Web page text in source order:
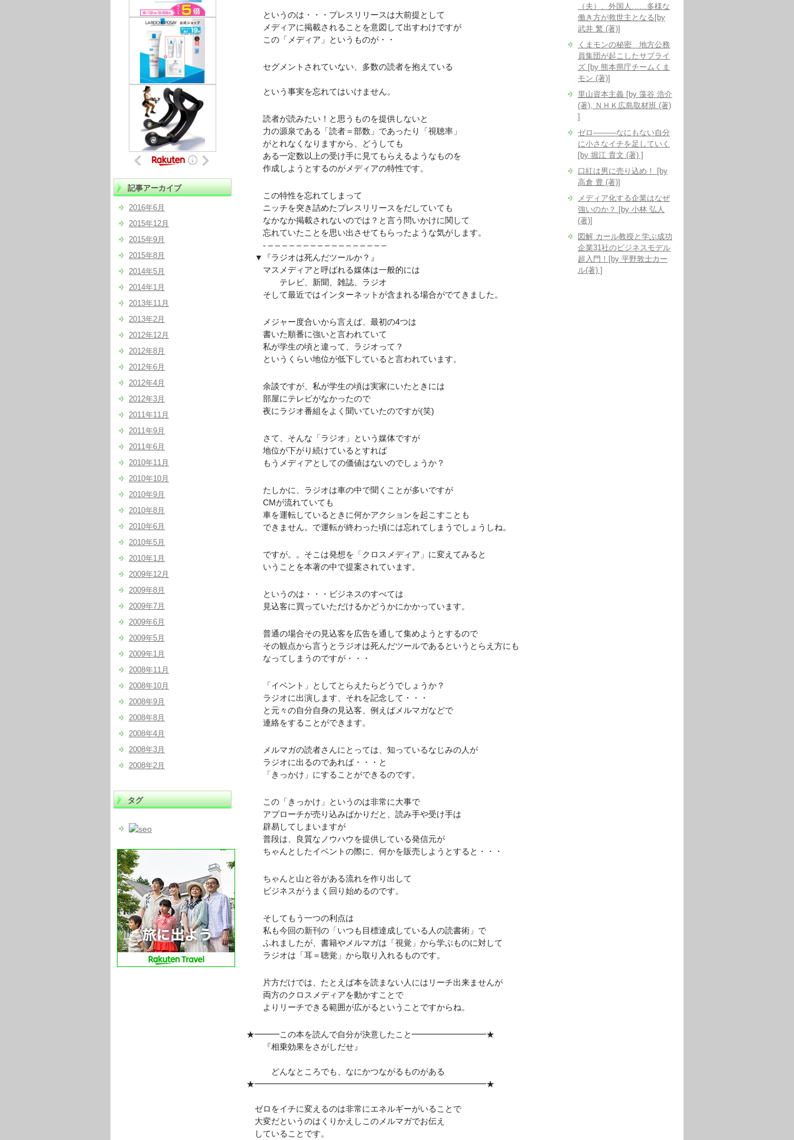
というのは・・・プレスリリースは大前提として
メディアに掲載されることを意図して出すわけですが
この「メディア」というものが・・
セグメントされていない、多数の読者を抱えている
という事実を忘れてはいけません。
読者が読みたい！と思うものを提供しないと
力の源泉である「読者＝部数」であったり「視聴率」
がとれなくなりますから、どうしても
ある一定数以上の受け手に見てもらえるようなものを
作成しようとするのがメディアの特性です。
この特性を忘れてしまって
ニッチを突き詰めたプレスリリースをだしていても
なかなか掲載されないのでは？と言う問いかけに関して
忘れていたことを思い出させてもらったような気がします。
- – – – – – – – – – – – – – – – – –
▼『ラジオは死んだツールか？』
マスメディアと呼ばれる媒体は一般的には
テレビ、新聞、雑誌、ラジオ
そして最近ではインターネットが含まれる場合がでてきました。
メジャー度合いから言えば、最初の4つは
書いた順番に強いと言われていて
私が学生の頃と違って、ラジオって？
というくらい地位が低下していると言われています。
余談ですが、私が学生の頃は実家にいたときには
部屋にテレビがなかったので
夜にラジオ番組をよく聞いていたのですが(笑)
さて、そんな「ラジオ」という媒体ですが
地位が下がり続けているとすれば
もうメディアとしての価値はないのでしょうか？
たしかに、ラジオは車の中で聞くことが多いですが
CMが流れていても
車を運転しているときに何かアクションを起こすことも
できません。で運転が終わった頃には忘れてしまうでしょうしね。
ですが。。そこは発想を「クロスメディア」に変えてみると
いうことを本著の中で提案されています。
というのは・・・ビジネスのすべては
見込客に買っていただけるかどうかにかかっています。
普通の場合その見込客を広告を通して集めようとするので
その観点から言うとラジオは死んだツールであるというとらえ方にも
なってしまうのですが・・・
「イベント」としてとらえたらどうでしょうか？
ラジオに出演します、それを記念して・・・
と元々の自分自身の見込客、例えばメルマガなどで
連絡をすることができます。
メルマガの読者さんにとっては、知っているなじみの人が
ラジオに出るのであれば・・・と
「きっかけ」にすることができるのです。
この「きっかけ」というのは非常に大事で
アプローチが売り込みばかりだと、読み手や受け手は
辟易してしまいますが
普段は、良質なノウハウを提供している発信元が
ちゃんとしたイベントの際に、何かを販売しようとすると・・・
ちゃんと山と谷がある流れを作り出して
ビジネスがうまく回り始めるのです。
そしてもう一つの利点は
私も今回の新刊の「いつも目標達成している人の読書術」で
ふれましたが、書籍やメルマガは「視覚」から学ぶものに対して
ラジオは「耳＝聴覚」から取り入れるものです。
片方だけでは、たとえば本を読まない人にはリーチ出来ませんが
両方のクロスメディアを動かすことで
よりリーチできる範囲が広がるということですからね。
★━━━この本を読んで自分が決意したこと━━━━━━━━━★
『相乗効果をさがしだせ』
どんなところでも、なにかつながるものがある
★━━━━━━━━━━━━━━━━━━━━━━━━━━━━★
ゼロをイチに変えるのは非常にエネルギーがいることで
大変だというのはくりかえしこのメルマガでお伝え
していることです。
（夫）、外国人……多様な
働き方が救世主となる[by
武井 繁 (著)]
くまモンの秘密 地方公務
員集団が起こしたサプライ
ズ [by 熊本県庁チームくま
モン (著)]
里山資本主義 [by 藻谷 浩介
(著), ＮＨＫ広島取材班 (著)
]
ゼロ―――なにもない自分
に小さなイチを足していく
[by 堀江 貴文 (著) ]
口紅は男に売り込め！ [by
高倉 豊 (著)]
メディア化する企業はなぜ
強いのか？ [by 小林 弘人
(著)]
図解 カール教授と学ぶ成功
企業31社のビジネスモデル
超入門！[by 平野敦士カー
ル(著) ]
記事アーカイブ
2016年6月
2015年12月
2015年9月
2015年8月
2014年5月
2014年1月
2013年11月
2013年2月
2012年12月
2012年8月
2012年6月
2012年4月
2012年3月
2011年11月
2011年9月
2011年6月
2010年11月
2010年10月
2010年9月
2010年8月
2010年6月
2010年5月
2010年1月
2009年12月
2009年8月
2009年7月
2009年6月
2009年5月
2009年1月
2008年11月
2008年10月
2008年9月
2008年8月
2008年4月
2008年3月
2008年2月
タグ